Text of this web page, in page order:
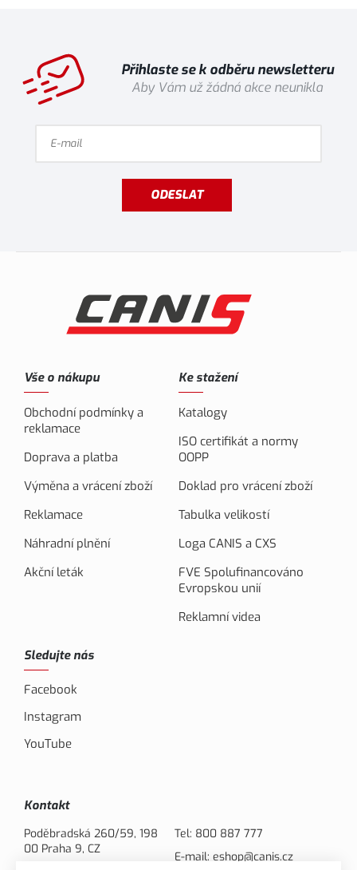
Přihlaste se k odběru newsletteru
Aby Vám už žádná akce neunikla
ODESLAT
Vše o nákupu
Obchodní podmínky a
reklamace
Doprava a platba
Výměna a vrácení zboží
Reklamace
Náhradní plnění
Akční leták
Ke stažení
Katalogy
ISO certifikát a normy
OOPP
Doklad pro vrácení zboží
Tabulka velikostí
Loga CANIS a CXS
FVE Spolufinancováno
Evropskou unií
Reklamní videa
Sledujte nás
Facebook
Instagram
YouTube
Kontakt
Poděbradská 260/59, 198
00 Praha 9, CZ
Tel: 800 887 777
E-mail: eshop@canis.cz